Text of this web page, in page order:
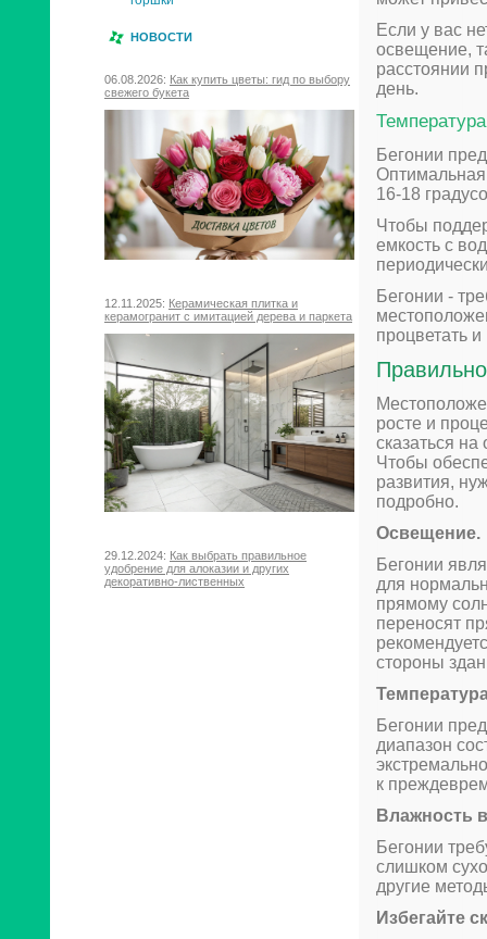
НОВОСТИ
06.08.2026: Как купить цветы: гид по выбору
свежего букета
12.11.2025: Керамическая плитка и
керамогранит с имитацией дерева и паркета
29.12.2024: Как выбрать правильное
удобрение для алоказии и других
декоративно-лиственных
Если у вас
освещение,
расстоянии
день.
Бегонии
Оптимальная
16-18
Чтобы
емкость с
Бегонии -
процветать
росте и
сказаться
Чтобы
развития,
подробно.
Освещение.
Бегонии
для
прямому
переносят
стороны
Бегонии
диапазон
к
Влажность
Бегонии
слишком
другие
Избегайте